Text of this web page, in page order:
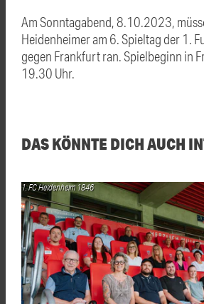
Am Sonntagabend, 8.10.2023,
Heidenheimer am 6. Spieltag der 1.
gegen Frankfurt ran. Spielbeginn in
19.30 Uhr.
DAS KÖNNTE DICH AUCH
1. FC Heidenheim 1846